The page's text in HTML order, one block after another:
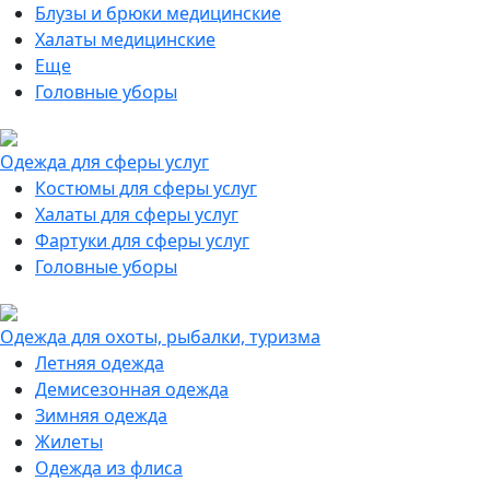
Блузы и брюки медицинские
Халаты медицинские
Еще
Головные уборы
Одежда для сферы услуг
Костюмы для сферы услуг
Халаты для сферы услуг
Фартуки для сферы услуг
Головные уборы
Одежда для охоты, рыбалки, туризма
Летняя одежда
Демисезонная одежда
Зимняя одежда
Жилеты
Одежда из флиса